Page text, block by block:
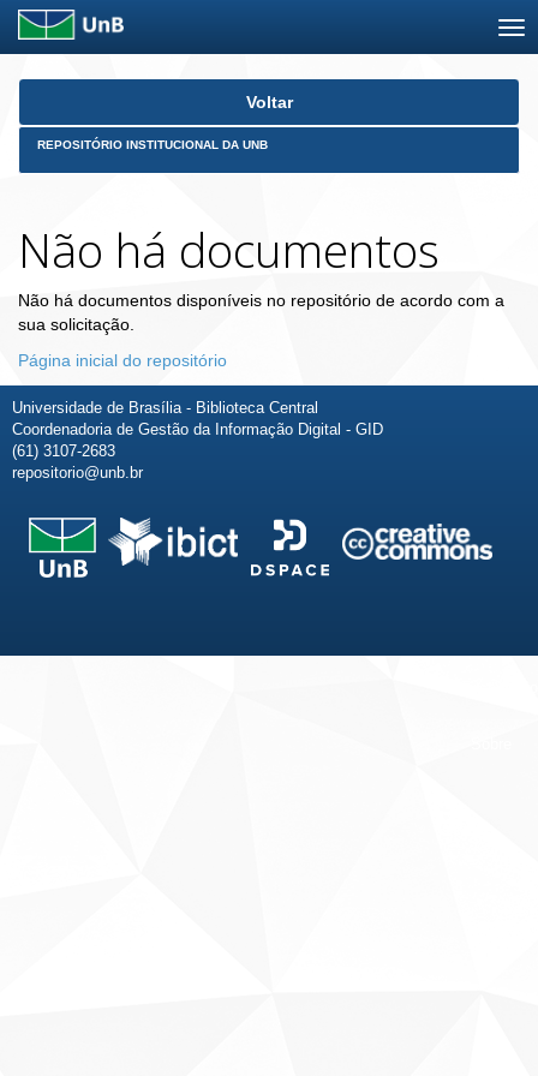
Skip
Voltar
REPOSITÓRIO INSTITUCIONAL DA UNB
Não há documentos
Não há documentos disponíveis no repositório de acordo com a
sua solicitação.
Página inicial do repositório
Universidade de Brasília - Biblioteca Central
Coordenadoria de Gestão da Informação Digital - GID
(61) 3107-2683
repositorio@unb.br